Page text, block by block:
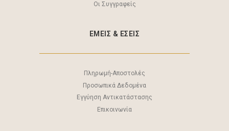
Οι Συγγραφείς
ΕΜΕΙΣ & EΣΕΙΣ
Πληρωμή-Αποστολές
Προσωπικά Δεδομένα
Εγγύηση Αντικατάστασης
Επικοινωνία